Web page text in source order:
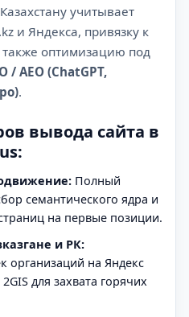
учитывает
и Яндекса, привязку к
также оптимизацию под
/ AEO (ChatGPT,
.
вывода сайта в
Полный
семантического ядра и
на первые позиции.
и РК:
организаций на Яндекс
для захвата горячих